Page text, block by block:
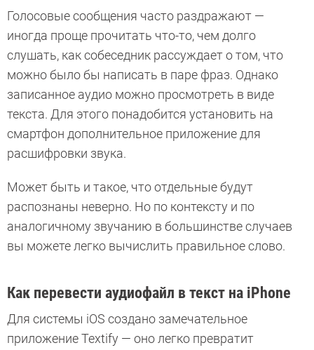
Голосовые сообщения часто раздражают —
иногда проще прочитать что-то, чем долго
слушать, как собеседник рассуждает о том, что
можно было бы написать в паре фраз. Однако
записанное аудио можно просмотреть в виде
текста. Для этого понадобится установить на
смартфон дополнительное приложение для
расшифровки звука.
Может быть и такое, что отдельные будут
распознаны неверно. Но по контексту и по
аналогичному звучанию в большинстве случаев
вы можете легко вычислить правильное слово.
Как перевести аудиофайл в текст на iPhone
Для системы iOS создано замечательное
приложение Textify — оно легко превратит